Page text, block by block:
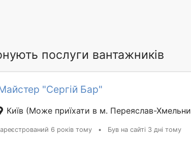
послуги вантажників
"Сергій Бар"
Київ (Може приїхати в м. Переяслав-
6 років тому • Був на сайті 3 дні тому